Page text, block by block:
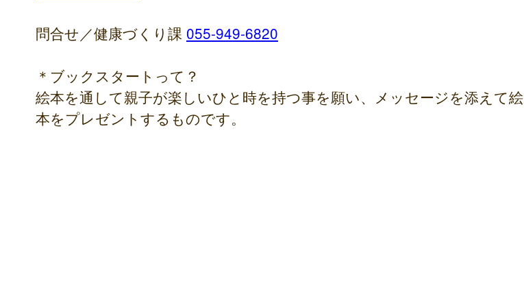
問合せ／健康づくり課 055-949-6820
＊ブックスタートって？
絵本を通して親子が楽しいひと時を持つ事を願い、メッセージを添えて絵
本をプレゼントするものです。